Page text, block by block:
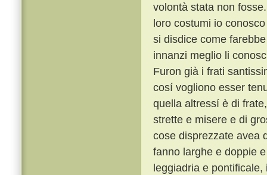
volontà stata non
loro costumi io
si disdice come
innanzi meglio li
Furon già i frati
cosí vogliono esser
quella altressí è di
strette e misere e di
cose disprezzate avea
fanno larghe e doppie
leggiadria e